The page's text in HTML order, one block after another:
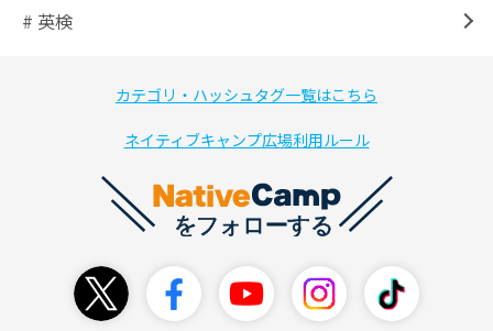
# 英検
カテゴリ・ハッシュタグ一覧はこちら
ネイティブキャンプ広場利用ルール